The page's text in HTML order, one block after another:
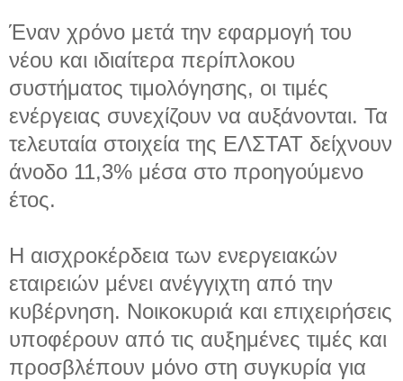
Έναν χρόνο μετά την εφαρμογή του
νέου και ιδιαίτερα περίπλοκου
συστήματος τιμολόγησης, οι τιμές
ενέργειας συνεχίζουν να αυξάνονται. Τα
τελευταία στοιχεία της ΕΛΣΤΑΤ δείχνουν
άνοδο 11,3% μέσα στο προηγούμενο
έτος.
Η αισχροκέρδεια των ενεργειακών
εταιρειών μένει ανέγγιχτη από την
κυβέρνηση. Νοικοκυριά και επιχειρήσεις
υποφέρουν από τις αυξημένες τιμές και
προσβλέπουν μόνο στη συγκυρία για